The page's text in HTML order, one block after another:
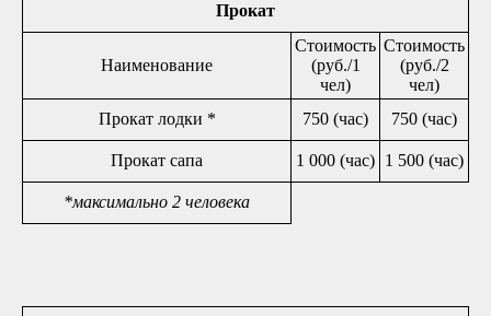
Прокат
Наименование
Стоимость
(руб./1
чел)
Стоимость
(руб./2
чел)
Прокат лодки *
750 (час) 750 (час)
Прокат сапа 1 000 (час) 1 500 (час)
*максимально 2 человека